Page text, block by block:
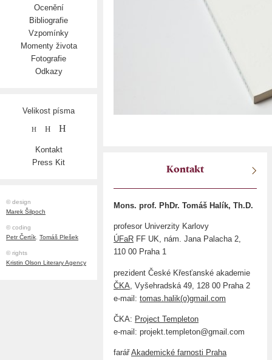
Ocenění
Bibliografie
Vzpomínky
Momenty života
Fotografie
Odkazy
Velikost písma
H H H
Kontakt
Press Kit
© design
Marek Šilpoch
© coding
Petr Čertík, Tomáš Plešek
© rights
Kristin Olson Literary Agency
Kontakt
Mons. prof. PhDr. Tomáš Halík, Th.D.
profesor Univerzity Karlovy
ÚFaR FF UK, nám. Jana Palacha 2,
110 00 Praha 1
prezident České Křesťanské akademie
ČKA , Vyšehradská 49, 128 00 Praha 2
e-mail: tomas.halik(o)gmail.com
ČKA: Project Templeton
e-mail: projekt.templeton@gmail.com
farářAkademické farnosti Praha